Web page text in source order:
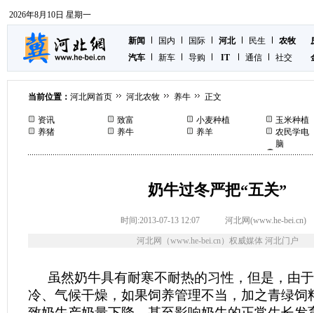
2026年8月10日 星期一
新闻 国内 国际 河北 民生
农牧
汽车
新车 导购 IT 通信 社交
当前位置： 河北网首页 河北农牧 养牛 正文
资讯 致富 小麦种植
玉米种植
养猪
养牛 养羊
农民学电
脑
奶牛过冬严把“五关”
时间:2013-07-13 12:07 河北网(www.he-bei.cn)
河北网（www.he-bei.cn）权威媒体 河北门户
虽然奶牛具有耐寒不耐热的习性，但是，由
冷、气候干燥，如果饲养管理不当，加之青绿饲